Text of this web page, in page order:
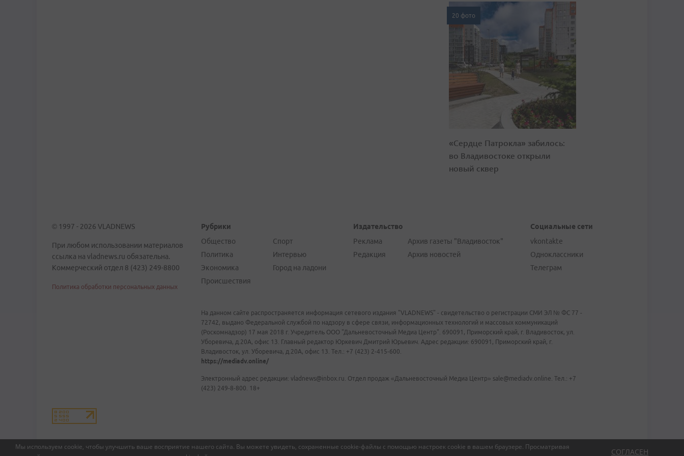
Мы используем cookie, чтобы улучшить ваше восприятие нашего сайта. Вы можете увидеть, сохраненные cookie-файлы с помощью настроек cookie в вашем браузере. Просматривая
СОГЛАСЕН
20 фото
«Сердце Патрокла» забилось:
во Владивостоке открыли
новый сквер
© 1997 - 2026 VLADNEWS
При любом использовании материалов
ссылка на vladnews.ru обязательна.
Коммерческий отдел 8 (423) 249-8800
Политика обработки персональных данных
Рубрики
Общество
Политика
Экономика
Происшествия
Спорт
Интервью
Город на ладони
Издательство
Реклама
Редакция
Архив газеты "Владивосток"
Архив новостей
Социальные сети
vkontakte
Одноклассники
Телеграм
На данном сайте распространяется информация сетевого издания "VLADNEWS" - свидетельство о регистрации СМИ ЭЛ № ФС 77 -
72742, выдано Федеральной службой по надзору в сфере связи, информационных технологий и массовых коммуникаций
(Роскомнадзор) 17 мая 2018 г. Учредитель ООО "Дальневосточный Медиа Центр". 690091, Приморский край, г. Владивосток, ул.
Уборевича, д.20А, офис 13. Главный редактор Юркевич Дмитрий Юрьевич. Адрес редакции: 690091, Приморский край, г.
Владивосток, ул. Уборевича, д.20А, офис 13. Тел.: +7 (423) 2-415-600.
https://mediadv.online/
Электронный адрес редакции: vladnews@inbox.ru. Отдел продаж «Дальневосточный Медиа Центр» sale@mediadv.online. Тел.: +7
(423) 249-8-800. 18+